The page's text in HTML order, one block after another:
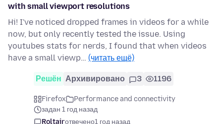
with small viewport resolutions
Hi! I've noticed dropped frames in videos for a while
now, but only recently tested the issue. Using
youtubes stats for nerds, I found that when videos
have a small viewp… (читать ещё)
Решён Архивировано 3 1196
Firefox
Performance and connectivity
задан 1 год назад
Roltairотвечено1 год назад